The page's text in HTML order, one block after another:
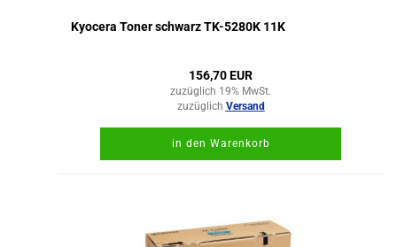
Kyocera Toner schwarz TK-5280K 11K
156,70 EUR
zuzüglich 19% MwSt.
zuzüglich Versand
in den Warenkorb